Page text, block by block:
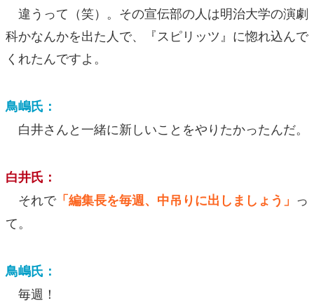
違うって（笑）。その宣伝部の人は明治大学の演劇
科かなんかを出た人で、『スピリッツ』に惚れ込んで
くれたんですよ。
鳥嶋氏：
白井さんと一緒に新しいことをやりたかったんだ。
白井氏：
それで「編集長を毎週、中吊りに出しましょう」 っ
て。
鳥嶋氏：
毎週！